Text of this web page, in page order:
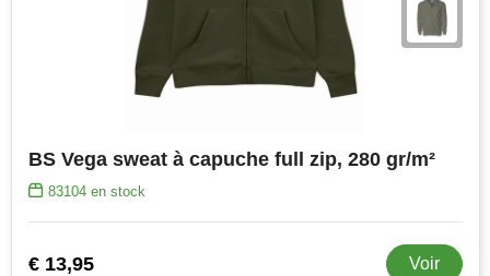
BS Vega sweat à capuche full zip, 280 gr/m²
83104en stock
€ 13,95 Voir